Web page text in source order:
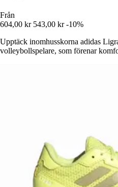
Från
604,00 kr 543,00 kr -10%
Upptäck inomhusskorna adidas
volleybollspelare, som förenar